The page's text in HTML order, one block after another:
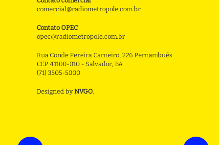
comercial@radiometropole.com.br
Contato OPEC
opec@radiometropole.com.br
Rua Conde Pereira Carneiro, 226 Pernambués
CEP 41100-010 - Salvador, BA
(71) 3505-5000
Designed by NVGO.